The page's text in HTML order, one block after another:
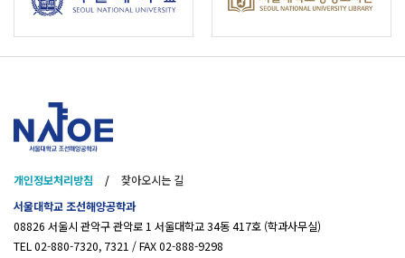
개인정보처리방침 /
찾아오시는 길
서울대학교 조선해양공학과
08826 서울시 관악구 관악로 1 서울대학교 34동 417호 (학과사무실)
TEL 02-880-7320, 7321 / FAX 02-888-9298